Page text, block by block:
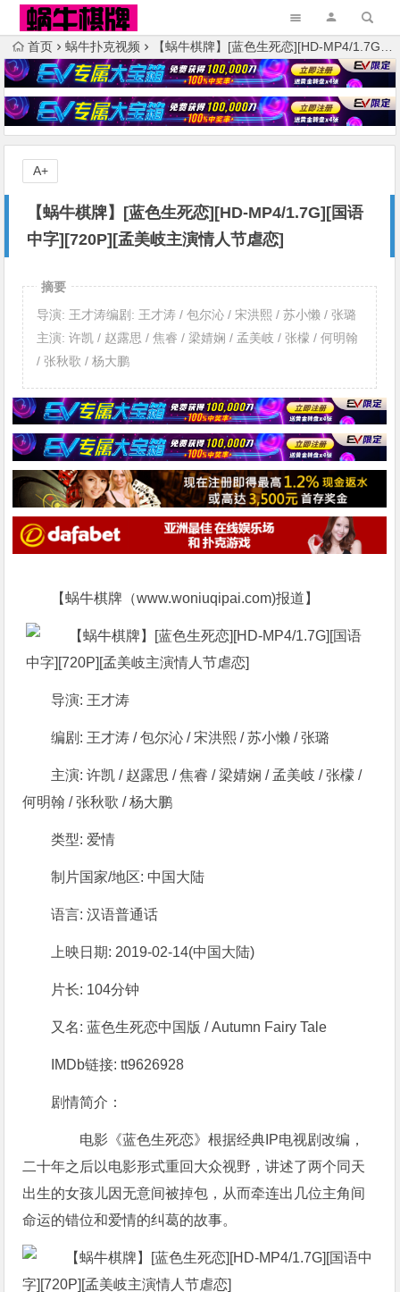
首页 蜗牛扑克视频 【蜗牛棋牌】[蓝色生死恋][HD-MP4/1.7G][国语中字][720P][孟美岐主演情人节虐恋]
【蜗牛棋牌】[蓝色生死恋][HD-MP4/1.7G][国语
中字][720P][孟美岐主演情人节虐恋]
A+
摘要
导演: 王才涛编剧: 王才涛 / 包尔沁 / 宋洪熙 / 苏小懒 / 张璐
主演: 许凯 / 赵露思 / 焦睿 / 梁婧娴 / 孟美岐 / 张檬 / 何明翰
/ 张秋歌 / 杨大鹏
【蜗牛棋牌（www.woniuqipai.com)报道】
导演: 王才涛
编剧: 王才涛 / 包尔沁 / 宋洪熙 / 苏小懒 / 张璐
主演: 许凯 / 赵露思 / 焦睿 / 梁婧娴 / 孟美岐 / 张檬 /
何明翰 / 张秋歌 / 杨大鹏
类型: 爱情
制片国家/地区: 中国大陆
语言: 汉语普通话
上映日期: 2019-02-14(中国大陆)
片长: 104分钟
又名: 蓝色生死恋中国版 / Autumn Fairy Tale
IMDb链接: tt9626928
剧情简介：
电影《蓝色生死恋》根据经典IP电视剧改编，
二十年之后以电影形式重回大众视野，讲述了两个同天
出生的女孩儿因无意间被掉包，从而牵连出几位主角间
命运的错位和爱情的纠葛的故事。